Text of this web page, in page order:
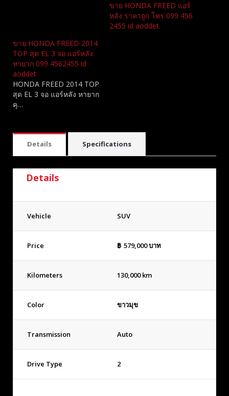
ขาย HONDA FREED แอร์
หลัง ราคาถูก โทร 099 456
2455 id aoddet
ขาย HONDA FREED 2014
TOP สุด EL 3 จอ แอร์หลัง
หายาก 099 4562455 id
aoddet
HONDA FREED 2014 TOP
สุด EL 3 จอ แอร์หลัง หายาก
คุ…
Details Specifications
Details
Vehicle SUV
Price ฿ 579,000บาท
Kilometers 130,000 km
Color ขาวมุข
Transmission Auto
Drive Type 2